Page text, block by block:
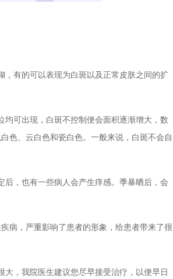
有的可以表现为白斑以及正常皮肤之间的扩
可出现，白斑不控制便会面积逐渐增大，数
色、云白色和瓷白色。一般来说，白斑不会自
，也有一些病人会产生痒感。季暴晒后，会
，严重影响了患者的形象，给患者带来了很
，我院医生建议您尽早接受治疗，以便早日